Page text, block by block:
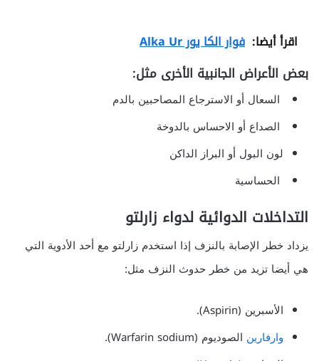
اقرأ أيضا: فوار الكا يور Alka Ur
بعض الأعراض الجانبية الأخرى مثل:
السعال أو الاسترجاع المصاحبين بالدم
الصداع أو الاحساس بالدوخة
لون البول أو البراز الداكن
الحساسية
التداخلات الدوائية لدواء زارلتو
يزداد خطر الإصابة بالنزف إذا استخدم زارلتو مع أحد الأدوية التي
هي أيضا تزيد من خطر حدوث النزف مثل:
الأسبرين (Aspirin).
وارفارين الصوديوم (Warfarin sodium).